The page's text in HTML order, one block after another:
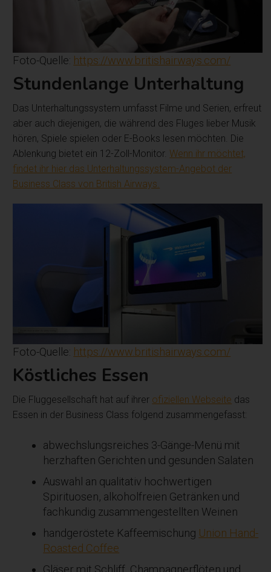
Foto-Quelle: https://www.britishairways.com/
Stundenlange Unterhaltung
Das Unterhaltungssystem umfasst Filme und Serien, erfreut
aber auch diejenigen, die während des Fluges lieber Musik
hören, Spiele spielen oder E-Books lesen möchten. Die
Ablenkung bietet ein 12-Zoll-Monitor. Wenn ihr möchtet,
findet ihr hier das Unterhaltungssystem-Angebot der
Business Class von British Airways.
Foto-Quelle: https://www.britishairways.com/
Köstliches Essen
Die Fluggesellschaft hat auf ihrer ofiziellen Webseite das
Essen in der Business Class folgend zusammengefasst:
abwechslungsreiches 3-Gänge-Menü mit
herzhaften Gerichten und gesunden Salaten
Auswahl an qualitativ hochwertigen
Spirituosen, alkoholfreien Getränken und
fachkundig zusammengestellten Weinen
handgeröstete Kaffeemischung Union Hand-
Roasted Coffee